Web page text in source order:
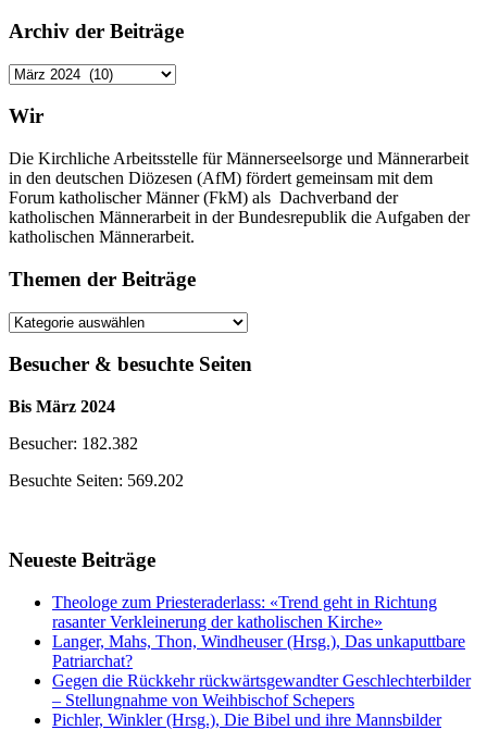
Archiv der Beiträge
Archiv
Beiträge
Wir
Die Kirchliche Arbeitsstelle für Männerseelsorge und Männerarbeit
in den deutschen Diözesen (AfM) fördert gemeinsam mit dem
Forum katholischer Männer (FkM) als Dachverband der
katholischen Männerarbeit in der Bundesrepublik die Aufgaben der
katholischen Männerarbeit.
Themen der Beiträge
Themen
Beiträge
Besucher & besuchte Seiten
Bis März 2024
Besucher: 182.382
Besuchte Seiten: 569.202
Neueste Beiträge
Theologe zum Priesteraderlass: «Trend geht in Richtung
rasanter Verkleinerung der katholischen Kirche»
Langer, Mahs, Thon, Windheuser (Hrsg.), Das unkaputtbare
Patriarchat?
Gegen die Rückkehr rückwärtsgewandter Geschlechterbilder
– Stellungnahme von Weihbischof Schepers
Pichler, Winkler (Hrsg.), Die Bibel und ihre Mannsbilder